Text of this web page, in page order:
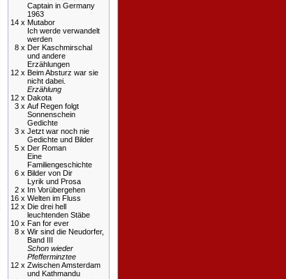
Captain in Germany
1963
14 x Mutabor
Ich werde verwandelt
werden
8 x Der Kaschmirschal
und andere
Erzählungen
12 x Beim Absturz war sie
nicht dabei.
Erzählung
12 x Dakota
3 x Auf Regen folgt
Sonnenschein
Gedichte
3 x Jetzt war noch nie
Gedichte und Bilder
5 x Der Roman
Eine
Familiengeschichte
6 x Bilder von Dir
Lyrik und Prosa
2 x Im Vorübergehen
16 x Welten im Fluss
12 x Die drei hell
leuchtenden Stäbe
10 x Fan for ever
8 x Wir sind die Neudorfer,
Band III
Schon wieder
Pfefferminztee
12 x Zwischen Amsterdam
und Kathmandu